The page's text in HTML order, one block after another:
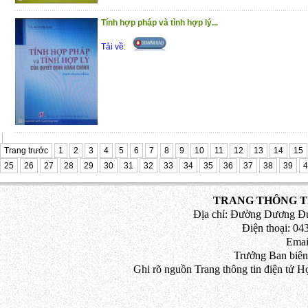
Tính hợp pháp và tình hợp lý...
Tải về:
Trang trước 1 2 3 4 5 6 7 8 9 10 11 12 13 14
15
25
26 27 28 29 30 31 32 33 34 35 36 37 38 39
TRANG THÔNG
Địa chỉ: Đường Dương
Điện thoại:
Trưởng Ban
Ghi rõ nguồn Trang thông tin điện tử